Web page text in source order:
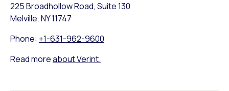
225 Broadhollow Road, Suite 130
Melville, NY 11747
Phone: +1-631-962-9600
Read moreabout Verint.